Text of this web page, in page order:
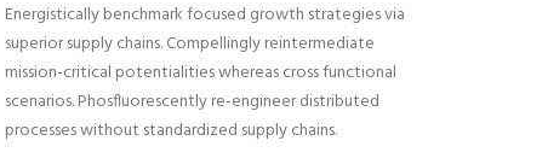
Energistically benchmark focused growth strategies via
superior supply chains. Compellingly reintermediate
mission-critical potentialities whereas cross functional
scenarios. Phosfluorescently re-engineer distributed
processes without standardized supply chains.